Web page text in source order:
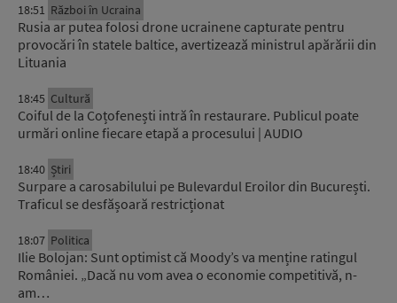
18:51 Război în Ucraina
Rusia ar putea folosi drone ucrainene capturate pentru
provocări în statele baltice, avertizează ministrul apărării din
Lituania
18:45 Cultură
Coiful de la Coțofenești intră în restaurare. Publicul poate
urmări online fiecare etapă a procesului | AUDIO
18:40 Știri
Surpare a carosabilului pe Bulevardul Eroilor din București.
Traficul se desfășoară restricționat
18:07 Politica
Ilie Bolojan: Sunt optimist că Moody’s va menține ratingul
României. „Dacă nu vom avea o economie competitivă, n-
am…